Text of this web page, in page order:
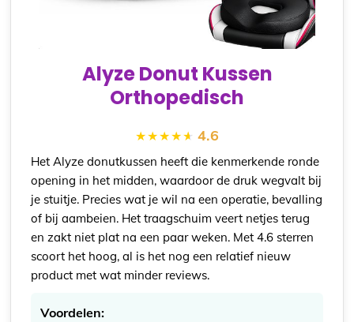
Alyze Donut Kussen
Orthopedisch
4.6
Het Alyze donutkussen heeft die kenmerkende ronde
opening in het midden, waardoor de druk wegvalt bij
je stuitje. Precies wat je wil na een operatie, bevalling
of bij aambeien. Het traagschuim veert netjes terug
en zakt niet plat na een paar weken. Met 4.6 sterren
scoort het hoog, al is het nog een relatief nieuw
product met wat minder reviews.
Voordelen: